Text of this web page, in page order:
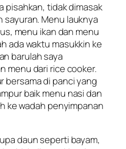
pisahkan, tidak dimasak
sayuran. Menu lauknya
menu ikan dan menu
ada waktu masukkin ke
barulah saya
menu dari rice cooker.
bersama di panci yang
baik menu nasi dan
ke wadah penyimpanan
daun seperti bayam,